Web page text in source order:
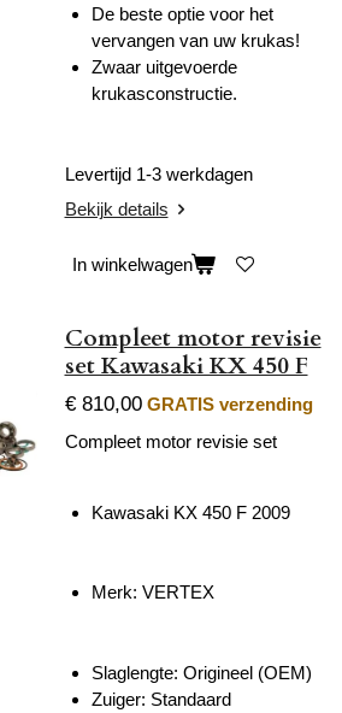
De beste optie voor het
vervangen van uw krukas!
Zwaar uitgevoerde
krukasconstructie.
Levertijd 1-3 werkdagen
Bekijk details
In winkelwagen
Compleet motor revisie
set Kawasaki KX 450 F
€ 810,00 GRATIS verzending
Compleet motor revisie set
Kawasaki KX 450 F 2009
Merk: VERTEX
Slaglengte: Origineel (OEM)
Zuiger: Standaard